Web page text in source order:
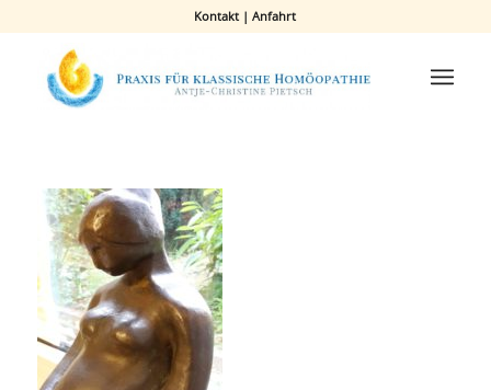
Kontakt |Anfahrt